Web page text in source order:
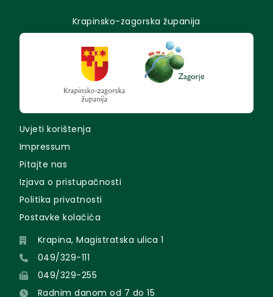
Krapinsko-zagorska županija
Uvjeti korištenja
Impressum
Pitajte nas
Izjava o pristupačnosti
Politika privatnosti
Postavke kolačića
Krapina, Magistratska ulica 1
049/329-111
049/329-255
Radnim danom od 7 do 15